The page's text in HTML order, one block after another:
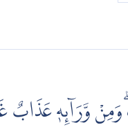
وَمِنْ وَّرَاۤىِٕهٖ عَذَابٌ